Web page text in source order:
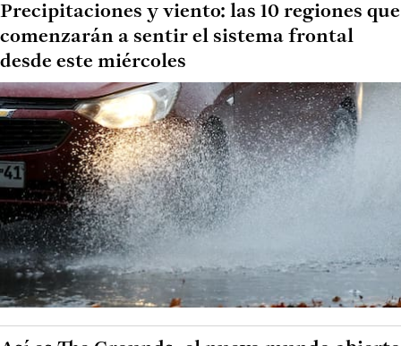
Precipitaciones y viento: las 10 regiones que
comenzarán a sentir el sistema frontal
desde este miércoles